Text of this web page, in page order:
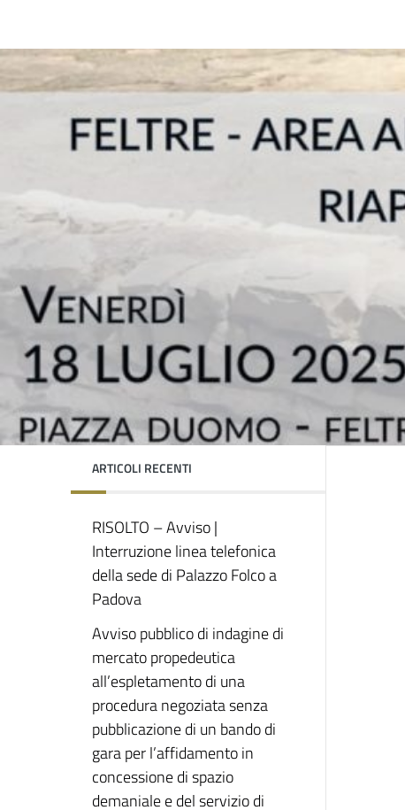
ARTICOLI RECENTI
RISOLTO – Avviso |
Interruzione linea telefonica
della sede di Palazzo Folco a
Padova
Avviso pubblico di indagine di
mercato propedeutica
all’espletamento di una
procedura negoziata senza
pubblicazione di un bando di
gara per l’affidamento in
concessione di spazio
demaniale e del servizio di